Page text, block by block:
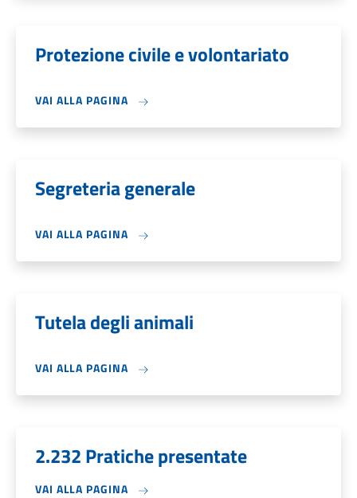
Protezione civile e volontariato
VAI ALLA PAGINA
Segreteria generale
VAI ALLA PAGINA
Tutela degli animali
VAI ALLA PAGINA
2.232 Pratiche presentate
VAI ALLA PAGINA